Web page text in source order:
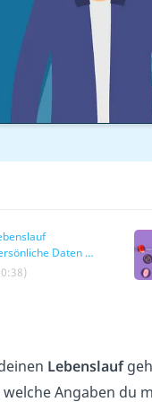
Daten –
Lebenslauf
Angaben du